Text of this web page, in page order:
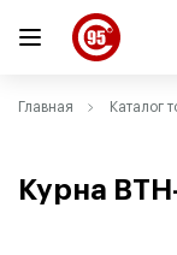
Главная Каталог
Курна
ВЕРНУТЬСЯ
ВЕРНУТЬСЯ